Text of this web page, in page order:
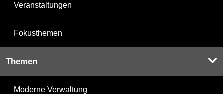
Veranstaltungen
Fokusthemen
Themen
Moderne Verwaltung